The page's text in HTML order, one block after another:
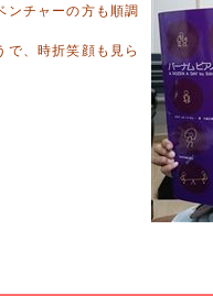
ンチャーの方も順調
で、時折笑顔も見ら